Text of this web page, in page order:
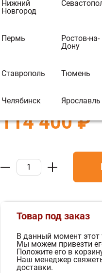
Нижний
Новгород
Пермь
Ростов-на-
Дону
Ставрополь Тюмень
Челябинск Ярославль
сетке -25 П2)
В избранное В
Бренд:Гефест
114 400 ₽
Товар под заказ
В данный момент этот
Мы можем привезти
Положите его в
Наш менеджер
доставки.